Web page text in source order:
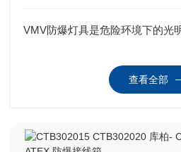
VMV防爆灯具是危险环境下的光
查看全部